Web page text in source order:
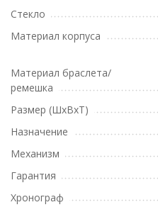
Стекло
Материал корпуса
Материал браслета/
ремешка
Размер (ШхВхТ)
Назначение
Механизм
Гарантия
Хронограф